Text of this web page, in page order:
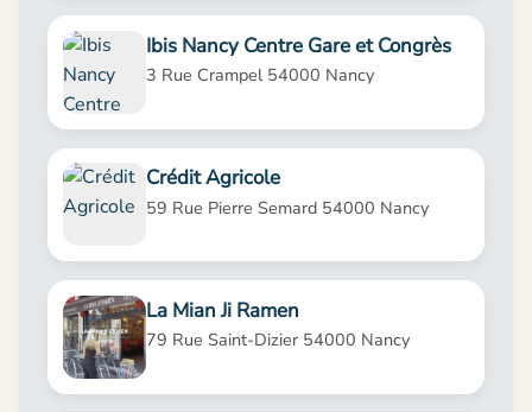
Ibis Nancy Centre Gare et Congrès
3 Rue Crampel 54000 Nancy
Crédit Agricole
59 Rue Pierre Semard 54000 Nancy
La Mian Ji Ramen
79 Rue Saint-Dizier 54000 Nancy